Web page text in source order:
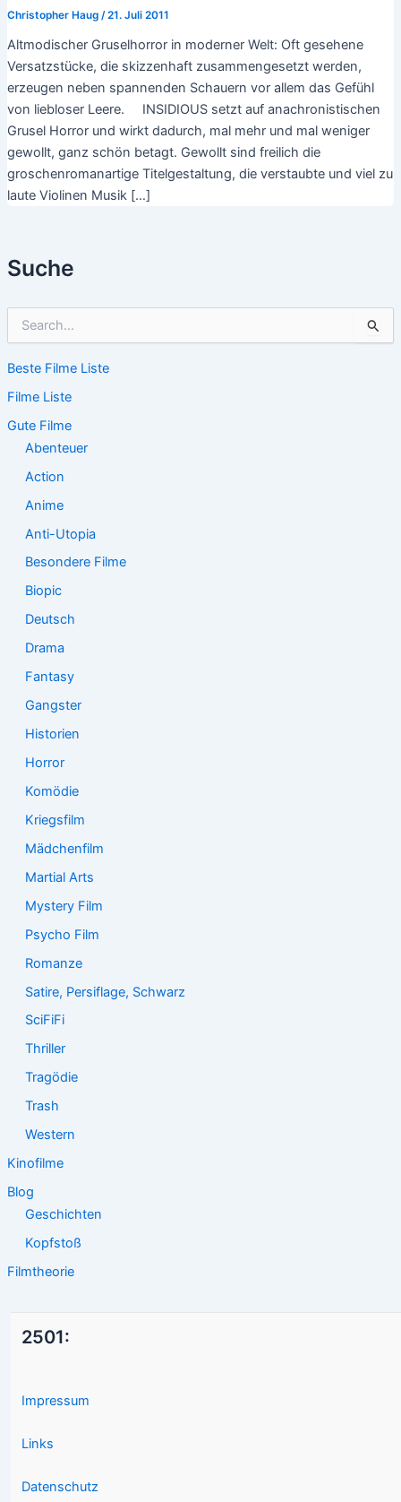
Suche
h
n
n
Beste Filme Liste
Filme Liste
Gute Filme
Abenteuer
Action
Anime
Anti-Utopia
Besondere Filme
Biopic
Deutsch
Drama
Fantasy
Gangster
Historien
Horror
Komödie
Kriegsfilm
Mädchenfilm
Martial Arts
Mystery Film
Psycho Film
Romanze
Satire, Persiflage, Schwarz
SciFiFi
Thriller
Tragödie
Trash
Western
Kinofilme
Blog
Geschichten
Kopfstoß
Filmtheorie
Christopher Haug /21. Juli 2011
Altmodischer Gruselhorror in moderner Welt: Oft gesehene
Versatzstücke, die skizzenhaft zusammengesetzt werden,
erzeugen neben spannenden Schauern vor allem das Gefühl
von liebloser Leere. INSIDIOUS setzt auf anachronistischen
Grusel Horror und wirkt dadurch, mal mehr und mal weniger
gewollt, ganz schön betagt. Gewollt sind freilich die
groschenromanartige Titelgestaltung, die verstaubte und viel zu
laute Violinen Musik […]
2501:
Impressum
Links
Datenschutz